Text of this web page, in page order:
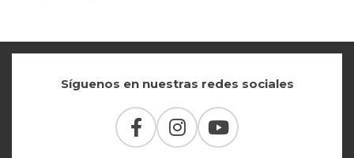
Síguenos en nuestras redes sociales